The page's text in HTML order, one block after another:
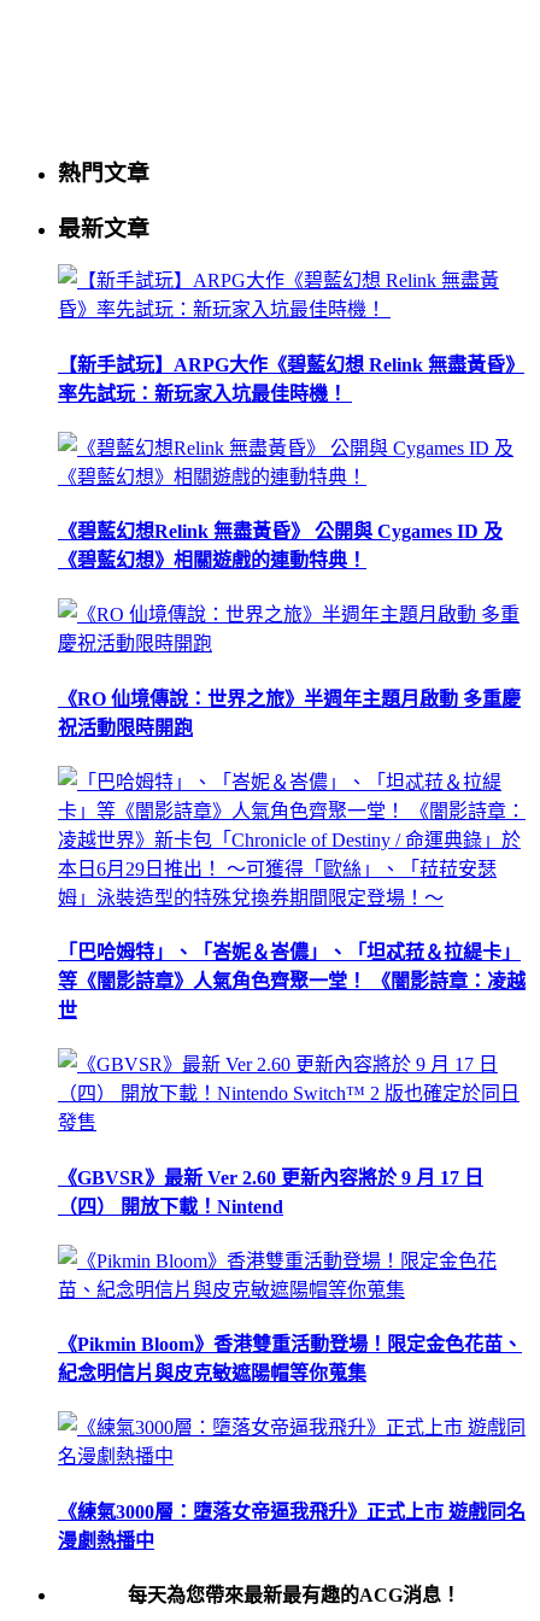
熱門文章
最新文章
【新手試玩】ARPG大作《碧藍幻想 Relink 無盡黃昏》
率先試玩：新玩家入坑最佳時機！
《碧藍幻想Relink 無盡黃昏》 公開與 Cygames ID 及
《碧藍幻想》相關遊戲的連動特典！
《RO 仙境傳說：世界之旅》半週年主題月啟動 多重慶
祝活動限時開跑
「巴哈姆特」、「峇妮＆峇儂」、「坦忒菈＆拉緹卡」
等《闇影詩章》人氣角色齊聚一堂！ 《闇影詩章：凌越
世
《GBVSR》最新 Ver 2.60 更新內容將於 9 月 17 日
（四） 開放下載！Nintend
《Pikmin Bloom》香港雙重活動登場！限定金色花苗、
紀念明信片與皮克敏遮陽帽等你蒐集
《練氣3000層：墮落女帝逼我飛升》正式上市 遊戲同名
漫劇熱播中
每天為您帶來最新最有趣的ACG消息！